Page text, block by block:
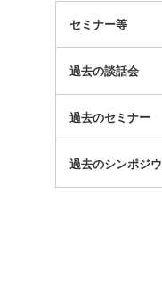
セミナー等
過去の談話会
過去のセミナー
過去のシンポジ